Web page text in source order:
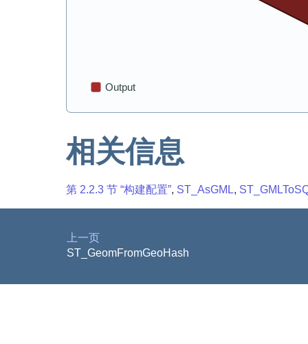
相关信息
第 2.2.3 节 “构建配置”, ST_AsGML,
上一页
ST_GeomFromGeoHash